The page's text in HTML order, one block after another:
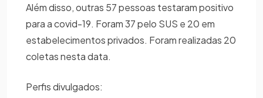
Além disso, outras 57 pessoas testaram positivo
para a covid-19. Foram 37 pelo SUS e 20 em
estabelecimentos privados. Foram realizadas 20
coletas nesta data.
Perfis divulgados: